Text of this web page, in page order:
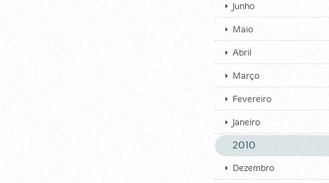
Junho
Maio
Abril
Março
Fevereiro
Janeiro
2010
Dezembro